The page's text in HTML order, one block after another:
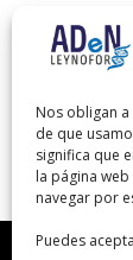
Nos obligan
de que
significa que
la página
navegar por
Puedes